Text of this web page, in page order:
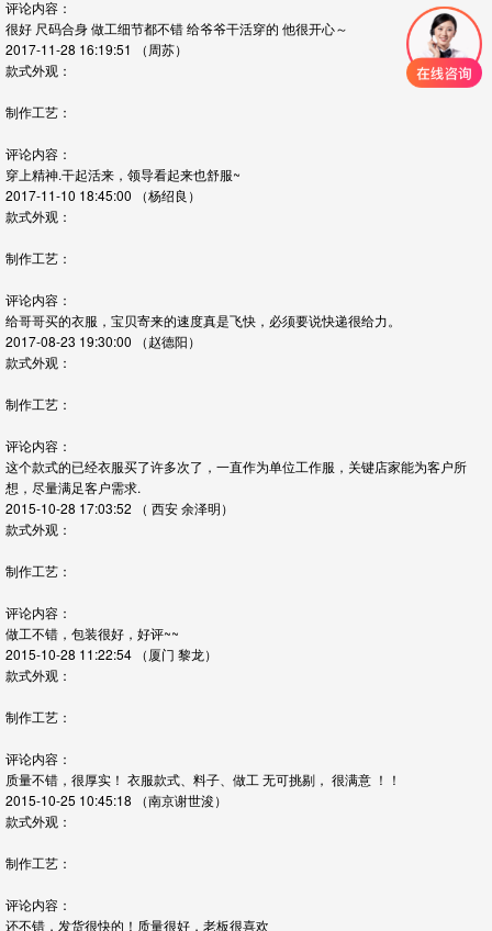
评论内容：
很好 尺码合身 做工细节都不错 给爷爷干活穿的 他很开心～
2017-11-28 16:19:51
（周苏）
款式外观：
制作工艺：
评论内容：
穿上精神.干起活来，领导看起来也舒服~
2017-11-10 18:45:00
（杨绍良）
款式外观：
制作工艺：
评论内容：
给哥哥买的衣服，宝贝寄来的速度真是飞快，必须要说快递很给力。
2017-08-23 19:30:00
（赵德阳）
款式外观：
制作工艺：
评论内容：
这个款式的已经衣服买了许多次了，一直作为单位工作服，关键店家能为客户所
想，尽量满足客户需求.
2015-10-28 17:03:52
（ 西安 余泽明）
款式外观：
制作工艺：
评论内容：
做工不错，包装很好，好评~~
2015-10-28 11:22:54 （厦门 黎龙）
款式外观：
制作工艺：
评论内容：
质量不错，很厚实！ 衣服款式、料子、做工 无可挑剔， 很满意 ！！
2015-10-25 10:45:18
（南京谢世浚）
款式外观：
制作工艺：
评论内容：
还不错，发货很快的！质量很好，老板很喜欢